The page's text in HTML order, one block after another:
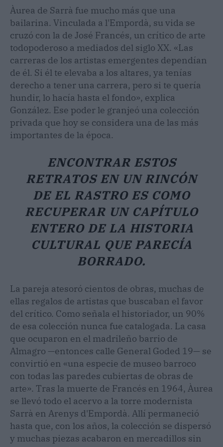
Àurea de Sarrà fue mucho más que una
bailarina. Vinculada a l'Empordà, su vida se
cruzó con la de José Francés, un crítico de arte
todopoderoso a mediados del siglo XX. «Las
carreras de los artistas emergentes dependían
de él. Si él te elevaba a los altares, ya tenías
derecho a tener una carrera, pero si te quería
hundir, lo hacía hasta el fondo», explica
González. Ese poder le granjeó una colección
privada que hoy se considera una de las más
importantes de la época.
ENCONTRAR ESTOS
RETRATOS EN UN RINCÓN
DE EL RASTRO ES COMO
RECUPERAR UN CAPÍTULO
ENTERO DE LA HISTORIA
CULTURAL QUE PARECÍA
BORRADO.
La pareja atesoró cientos de obras, muchas de
ellas regalos de artistas que buscaban el favor
del crítico. Como señala el historiador, un 90%
de esa colección nunca fue catalogada. La casa
que ocuparon en el madrileño barrio de
Almagro —entonces calle General Goded 19— se
convirtió en «una especie de museo barroco
con todas las paredes cubiertas de obras de
arte». Tras la muerte de Francés en 1964, Àurea
se llevó todo el acervo a la torre modernista
Sarrà en Arenys d'Empordà. Allí permaneció
hasta que, con los años, la colección se dispersó
y muchas piezas acabaron en mercadillos sin